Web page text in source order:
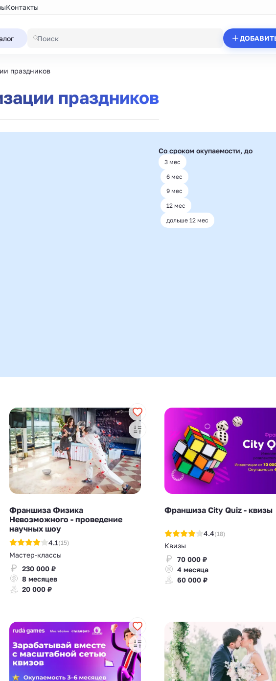
Контакты
праздников
праздников
Со сроком окупаемости, до
3 мес
6 мес
9 мес
12 мес
дольше 12 мес
Франшиза Физика
Невозможного - проведение
научных шоу
4.1(15)
Мастер-классы
230 000 ₽
8 месяцев
20 000 ₽
Франшиза City Quiz - квизы
4.4(18)
Квизы
70 000 ₽
4 месяца
60 000 ₽